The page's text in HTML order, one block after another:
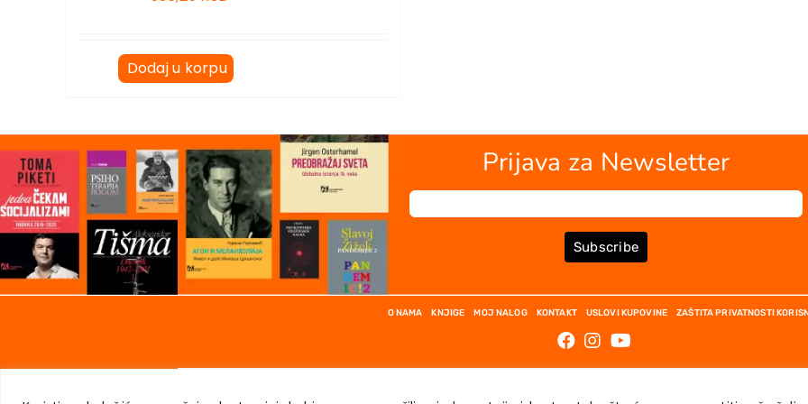
Dodaj u korpu
Prijava za Newsletter
Subscribe
O NAMA KNJIGE MOJ NALOG KONTAKT USLOVI KUPOVINE ZAŠTITA PRIVATNOSTI